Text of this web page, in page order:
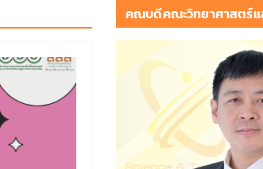
คณบดีคณะวิทยาศาสตร์แ